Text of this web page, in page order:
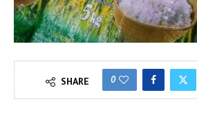
SHARE 0